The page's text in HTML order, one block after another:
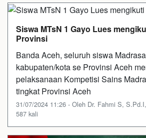
Siswa MTsN 1 Gayo Lues
Provinsi
Banda Aceh, seluruh siswa
kabupaten/kota se Provinsi Aceh
pelaksanaan Kompetisi Sains
tingkat Provinsi Aceh
31/07/2024 11:26 - Oleh Dr. Fahmi S,
587 kali